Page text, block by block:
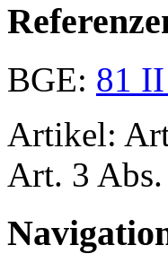
BGE: 81
Artikel:
Art. 3